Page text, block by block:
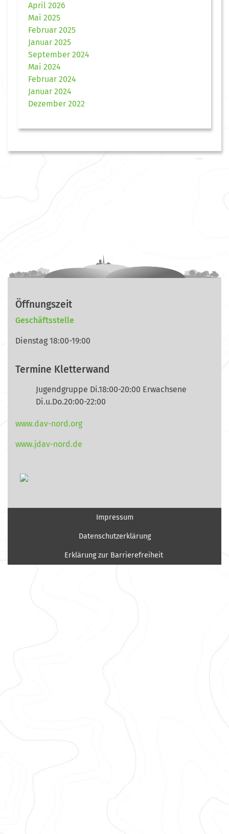
April 2026
Mai 2025
Februar 2025
Januar 2025
September 2024
Mai 2024
Februar 2024
Januar 2024
Dezember 2022
Öffnungszeit
Geschäftsstelle
Dienstag 18:00-19:00
Termine Kletterwand
Jugendgruppe Di.18:00-20:00 Erwachsene
Di.u.Do.20:00-22:00
www.dav-nord.org
www.jdav-nord.de
Impressum
Datenschutzerklärung
Erklärung zur Barrierefreiheit